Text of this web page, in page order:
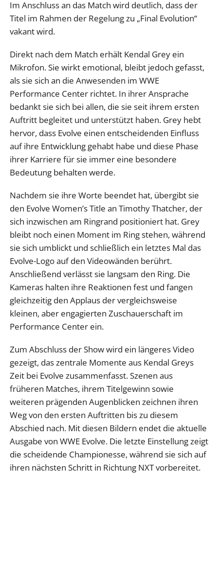
Im Anschluss an das Match wird deutlich, dass der
Titel im Rahmen der Regelung zu „Final Evolution“
vakant wird.
Direkt nach dem Match erhält Kendal Grey ein
Mikrofon. Sie wirkt emotional, bleibt jedoch gefasst,
als sie sich an die Anwesenden im WWE
Performance Center richtet. In ihrer Ansprache
bedankt sie sich bei allen, die sie seit ihrem ersten
Auftritt begleitet und unterstützt haben. Grey hebt
hervor, dass Evolve einen entscheidenden Einfluss
auf ihre Entwicklung gehabt habe und diese Phase
ihrer Karriere für sie immer eine besondere
Bedeutung behalten werde.
Nachdem sie ihre Worte beendet hat, übergibt sie
den Evolve Women’s Title an Timothy Thatcher, der
sich inzwischen am Ringrand positioniert hat. Grey
bleibt noch einen Moment im Ring stehen, während
sie sich umblickt und schließlich ein letztes Mal das
Evolve-Logo auf den Videowänden berührt.
Anschließend verlässt sie langsam den Ring. Die
Kameras halten ihre Reaktionen fest und fangen
gleichzeitig den Applaus der vergleichsweise
kleinen, aber engagierten Zuschauerschaft im
Performance Center ein.
Zum Abschluss der Show wird ein längeres Video
gezeigt, das zentrale Momente aus Kendal Greys
Zeit bei Evolve zusammenfasst. Szenen aus
früheren Matches, ihrem Titelgewinn sowie
weiteren prägenden Augenblicken zeichnen ihren
Weg von den ersten Auftritten bis zu diesem
Abschied nach. Mit diesen Bildern endet die aktuelle
Ausgabe von WWE Evolve. Die letzte Einstellung zeigt
die scheidende Championesse, während sie sich auf
ihren nächsten Schritt in Richtung NXT vorbereitet.